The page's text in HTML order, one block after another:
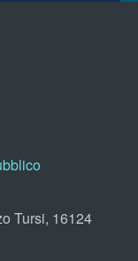
Tursi, 16124